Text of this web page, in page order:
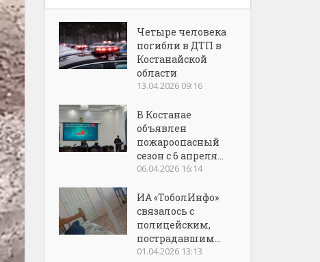
Четыре человека
погибли в ДТП в
Костанайской
области
13.04.2026 09:16
В Костанае
объявлен
пожароопасный
сезон с 6 апреля...
06.04.2026 16:14
ИА «ТоболИнфо»
связалось с
полицейским,
пострадавшим...
01.04.2026 13:13